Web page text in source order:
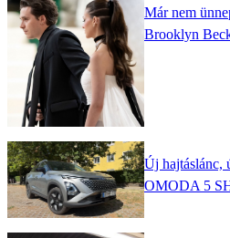
Már nem
Brooklyn
Új hajtáslánc,
OMODA 5